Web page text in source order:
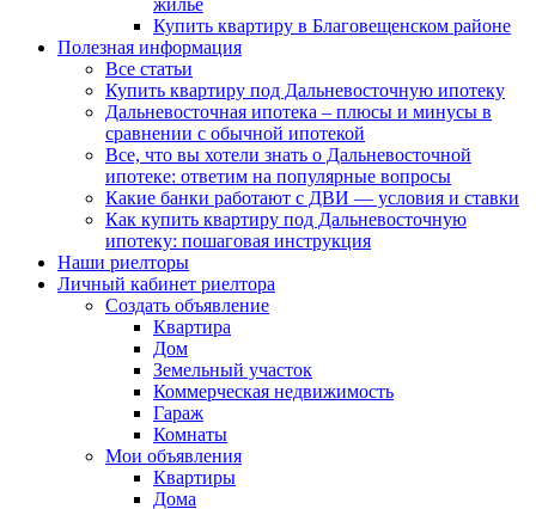
жилье
Купить квартиру в Благовещенском районе
Полезная информация
Все статьи
Купить квартиру под Дальневосточную ипотеку
Дальневосточная ипотека – плюсы и минусы в
сравнении с обычной ипотекой
Все, что вы хотели знать о Дальневосточной
ипотеке: ответим на популярные вопросы
Какие банки работают с ДВИ — условия и ставки
Как купить квартиру под Дальневосточную
ипотеку: пошаговая инструкция
Наши риелторы
Личный кабинет риелтора
Cоздать объявление
Квартира
Дом
Земельный участок
Коммерческая недвижимость
Гараж
Комнаты
Мои объявления
Квартиры
Дома